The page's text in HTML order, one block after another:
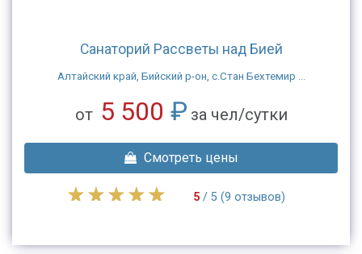
Санаторий Рассветы над Бией
Алтайский край, Бийский р-он, с.Стан Бехтемир ...
от 5 500 ₽ за чел/сутки
Смотреть цены
5/ 5 (9 отзывов)